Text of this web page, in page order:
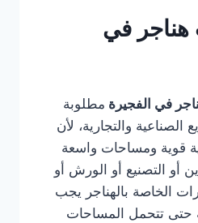
في
في الفجيرة مطلوبة
والتجارية، لأن
قوية ومساحات واسعة
أو التصنيع أو الورش أو
الخاصة بالهناجر يجب
حتى تتحمل المساحات